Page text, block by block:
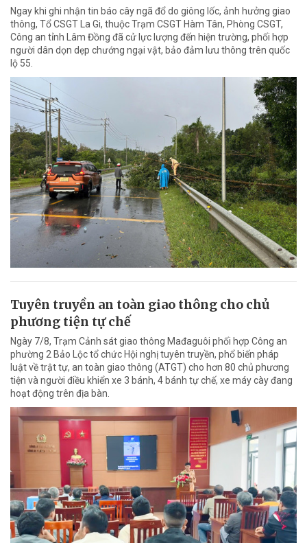
Ngay khi ghi nhận tin báo cây ngã đổ do giông lốc, ảnh hưởng giao
thông, Tổ CSGT La Gi, thuộc Trạm CSGT Hàm Tân, Phòng CSGT,
Công an tỉnh Lâm Đồng đã cử lực lượng đến hiện trường, phối hợp
người dân dọn dẹp chướng ngại vật, bảo đảm lưu thông trên quốc
lộ 55.
Tuyên truyền an toàn giao thông cho chủ
phương tiện tự chế
Ngày 7/8, Trạm Cảnh sát giao thông Mađaguôi phối hợp Công an
phường 2 Bảo Lộc tổ chức Hội nghị tuyên truyền, phổ biến pháp
luật về trật tự, an toàn giao thông (ATGT) cho hơn 80 chủ phương
tiện và người điều khiển xe 3 bánh, 4 bánh tự chế, xe máy cày đang
hoạt động trên địa bàn.